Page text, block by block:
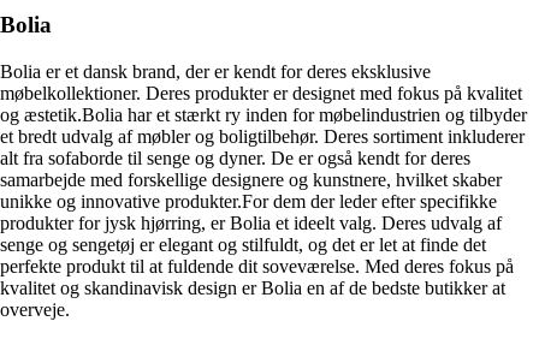
Bolia
Bolia er et dansk brand, der er kendt for deres eksklusive
møbelkollektioner. Deres produkter er designet med fokus på kvalitet
og æstetik.Bolia har et stærkt ry inden for møbelindustrien og tilbyder
et bredt udvalg af møbler og boligtilbehør. Deres sortiment inkluderer
alt fra sofaborde til senge og dyner. De er også kendt for deres
samarbejde med forskellige designere og kunstnere, hvilket skaber
unikke og innovative produkter.For dem der leder efter specifikke
produkter for jysk hjørring, er Bolia et ideelt valg. Deres udvalg af
senge og sengetøj er elegant og stilfuldt, og det er let at finde det
perfekte produkt til at fuldende dit soveværelse. Med deres fokus på
kvalitet og skandinavisk design er Bolia en af de bedste butikker at
overveje.